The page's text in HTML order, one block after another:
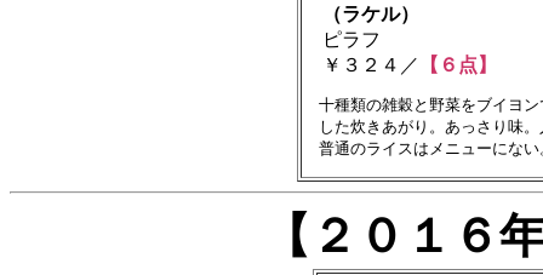
（ラケル）
ピラフ
￥３２４／ 【６点】
十種類の雑穀と野菜をブイヨ
した炊きあがり。あっさり味
【２０１